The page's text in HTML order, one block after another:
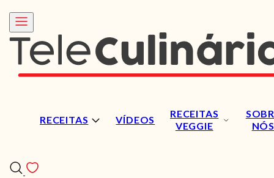
RECEITAS VÍDEOS
RECEITAS
VEGGIE
NÓS